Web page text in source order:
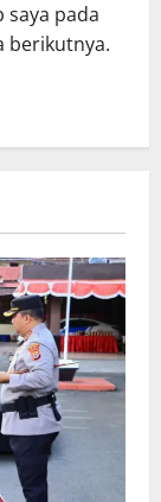
saya pada
berikutnya.